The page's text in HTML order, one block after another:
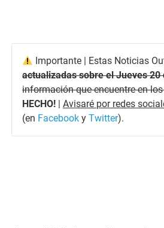
Importante | Estas Noticias
actualizadas sobre el Jueves 20
información que encuentre en
HECHO! |Avisaré por redes
(en Facebook yTwitter).